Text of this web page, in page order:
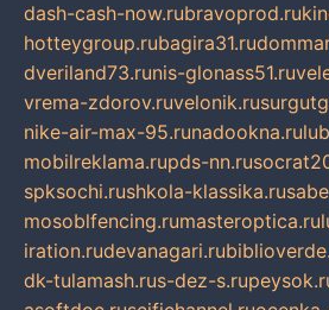
dash-cash-now.rubravoprod.ru
hotteygroup.rubagira31.ru
dveriland73.runis-glonass51.ru
vrema-zdorov.ruvelonik.ru
nike-air-max-95.runadookna.ru
mobilreklama.rupds-nn.ru
spksochi.rushkola-klassika.ru
mosoblfencing.rumasteroptica.ru
iration.rudevanagari.ru
dk-tulamash.rus-dez-s.ru